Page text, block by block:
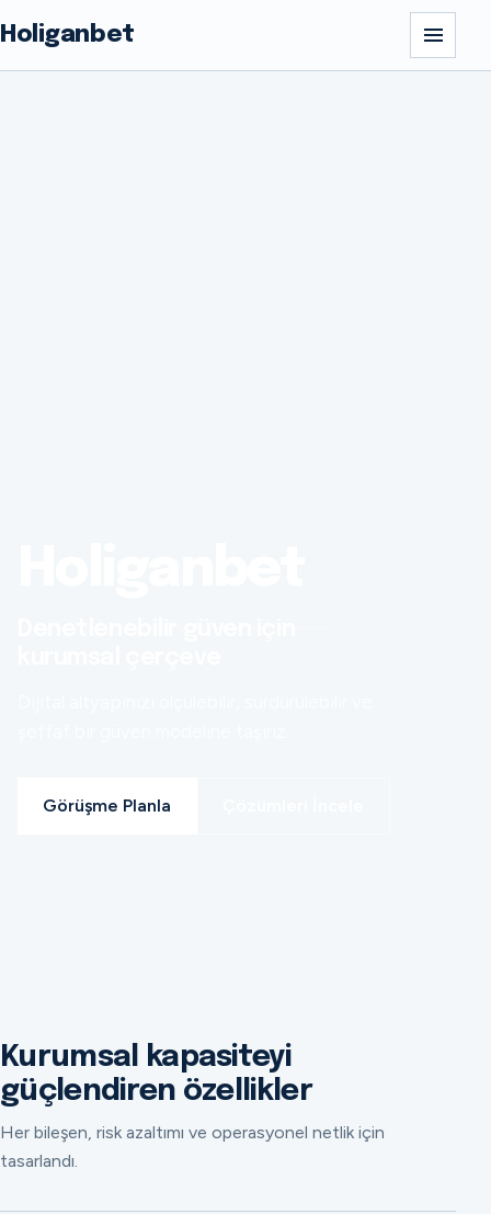
Holiganbet
Görüşme Planla
Kurumsal kapasiteyi
güçlendiren özellikler
Her bileşen, risk azaltımı ve operasyonel netlik için
tasarlandı.